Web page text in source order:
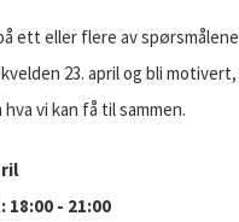
ett eller flere av
23. april og bli
vi kan få til sammen.
- 21:00